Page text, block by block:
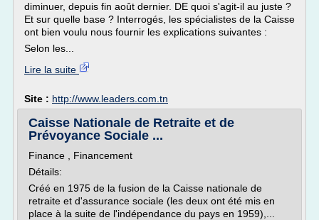
diminuer, depuis fin août dernier. DE quoi s'agit-il au juste ?
Et sur quelle base ? Interrogés, les spécialistes de la Caisse
ont bien voulu nous fournir les explications suivantes :
Selon les...
Lire la suite
Site : http://www.leaders.com.tn
Caisse Nationale de Retraite et de
Prévoyance Sociale ...
Finance , Financement
Détails:
Créé en 1975 de la fusion de la Caisse nationale de
retraite et d'assurance sociale (les deux ont été mis en
place à la suite de l'indépendance du pays en 1959),...